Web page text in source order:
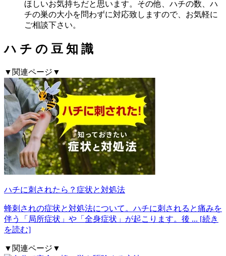
ほしいお気持ちだと思います。その他、ハチの数、ハ
チの巣の大小を問わずに対応致しますので、お気軽に
ご相談下さい。
ハ チ の 豆 知 識
▼関連ページ▼
ハチに刺されたら？症状と対処法
蜂刺されの症状と対処法について。ハチに刺されると痛みを
伴う「局所症状」や「全身症状」が起こります。後 ... [続き
を読む]
▼関連ページ▼